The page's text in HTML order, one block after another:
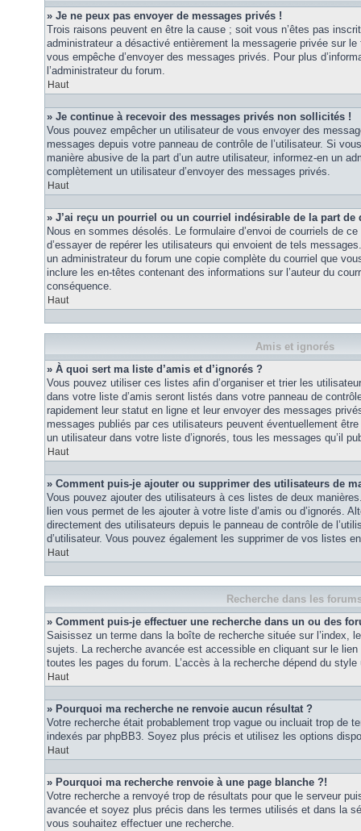
» Je ne peux pas envoyer de messages privés !
Trois raisons peuvent en être la cause ; soit vous n’êtes pas
administrateur a désactivé entièrement la messagerie privée sur
vous empêche d’envoyer des messages privés. Pour plus
l’administrateur du forum.
Haut
» Je continue à recevoir des messages privés non sollicités !
Vous pouvez empêcher un utilisateur de vous envoyer des
messages depuis votre panneau de contrôle de l’utilisateur. Si
manière abusive de la part d’un autre utilisateur, informez-en un
complètement un utilisateur d’envoyer des messages privés.
Haut
» J’ai reçu un pourriel ou un courriel indésirable de la part de
Nous en sommes désolés. Le formulaire d’envoi de courriels de
d’essayer de repérer les utilisateurs qui envoient de tels
un administrateur du forum une copie complète du courriel que
inclure les en-têtes contenant des informations sur l’auteur du
conséquence.
Haut
Amis et ignorés
» À quoi sert ma liste d’amis et d’ignorés ?
Vous pouvez utiliser ces listes afin d’organiser et trier les
dans votre liste d’amis seront listés dans votre panneau de
rapidement leur statut en ligne et leur envoyer des messages
messages publiés par ces utilisateurs peuvent éventuellement
un utilisateur dans votre liste d’ignorés, tous les messages qu’il
Haut
» Comment puis-je ajouter ou supprimer des utilisateurs de
Vous pouvez ajouter des utilisateurs à ces listes de deux
lien vous permet de les ajouter à votre liste d’amis ou d’ignorés.
directement des utilisateurs depuis le panneau de contrôle de
d’utilisateur. Vous pouvez également les supprimer de vos listes
Haut
Recherche dans les
» Comment puis-je effectuer une recherche dans un ou des
Saisissez un terme dans la boîte de recherche située sur l’index,
sujets. La recherche avancée est accessible en cliquant sur le
toutes les pages du forum. L’accès à la recherche dépend du style
Haut
» Pourquoi ma recherche ne renvoie aucun résultat ?
Votre recherche était probablement trop vague ou incluait trop de
indexés par phpBB3. Soyez plus précis et utilisez les options
Haut
» Pourquoi ma recherche renvoie à une page blanche ?!
Votre recherche a renvoyé trop de résultats pour que le serveur
avancée et soyez plus précis dans les termes utilisés et dans la
vous souhaitez effectuer une recherche.